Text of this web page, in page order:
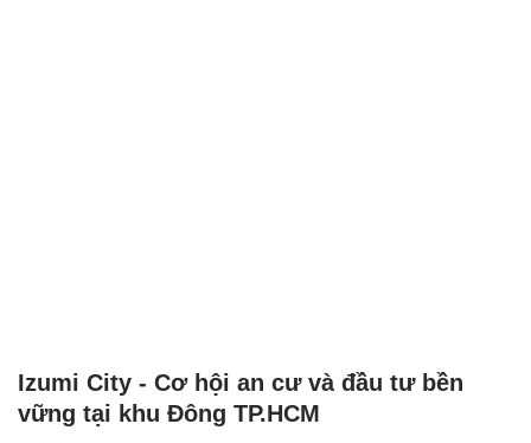
Izumi City - Cơ hội an cư và đầu tư bền
vững tại khu Đông TP.HCM